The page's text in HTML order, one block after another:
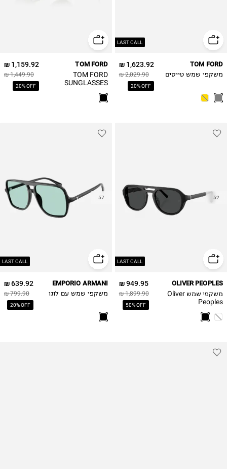
LAST CALL
1,623.92 ₪
2,029.90 ₪
20% OFF
TOM FORD
משקפי שמש טייסים
1,159.92 ₪
1,449.90 ₪
20% OFF
TOM FORD
TOM FORD
SUNGLASSES
שמש ל
LAST CALL
52
949.95 ₪
1,899.90 ₪
50% OFF
OLIVER PEOPLES
משקפי שמש Oliver
Peoples
LAST CALL
57
639.92 ₪
799.90 ₪
20% OFF
EMPORIO ARMANI
משקפי שמש עם לוגו